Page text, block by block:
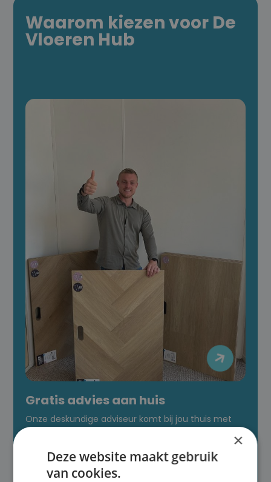
Waarom kiezen voor De
Vloeren Hub

Gratis advies aan huis
Onze deskundige adviseur komt bij jou thuis met
wensen te begrijpen en geven advies op maat.
×
Deze website maakt gebruik
van cookies.